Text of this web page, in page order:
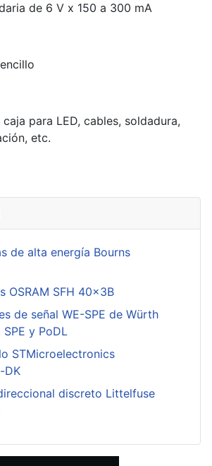
de 6 V x 150 a 300 mA
para LED, cables, soldadura,
etc.
de alta energía Bourns
OSRAM SFH 40x3B
de señal WE-SPE de Würth
y PoDL
STMicroelectronics
DK
discreto Littelfuse